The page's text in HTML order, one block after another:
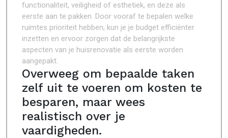
functionaliteit, veiligheid of esthetiek, en deze als
eerste aan te pakken. Door vooraf te bepalen welke
ruimtes prioriteit hebben, kun je je budget efficiënter
inzetten en ervoor zorgen dat de belangrijkste
aspecten van je huisrenovatie als eerste worden
aangepakt.
Overweeg om bepaalde taken
zelf uit te voeren om kosten te
besparen, maar wees
realistisch over je
vaardigheden.